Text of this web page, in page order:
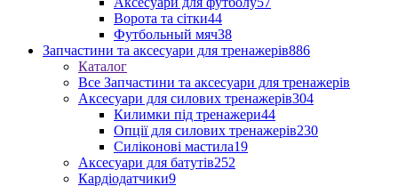
Ворота та сітки44
Футбольный мяч38
Запчастини та аксесуари для тренажерів886
Каталог
Все Запчастини та аксесуари для тренажерів
Аксесуари для силових тренажерів304
Килимки під тренажери44
Опції для силових тренажерів230
Силіконові мастила19
Аксесуари для батутів252
Кардіодатчики9